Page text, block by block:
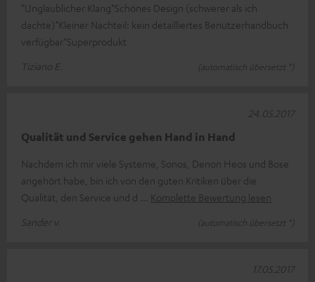
*Unglaublicher Klang*Schönes Design (schwerer als ich
dachte)*Kleiner Nachteil: kein detailliertes Benutzerhandbuch
verfügbar*Superprodukt
Tiziano E.
(automatisch übersetzt *)
Qualität und Service gehen Hand in Hand
Nachdem ich mir viele Systeme, Sonos, Denon Heos und Bose
angehört habe, bin ich von den guten Kritiken über die
Qualität, den Service und d
Komplette Bewertung lesen
Sander v.
(automatisch übersetzt *)
24.05.2017
17.05.2017